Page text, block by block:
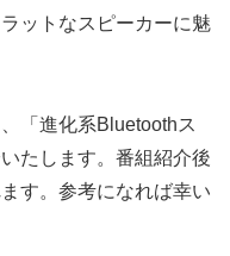
ットなスピーカーに魅
「進化系Bluetoothス
たします。番組紹介後
す。参考になれば幸い